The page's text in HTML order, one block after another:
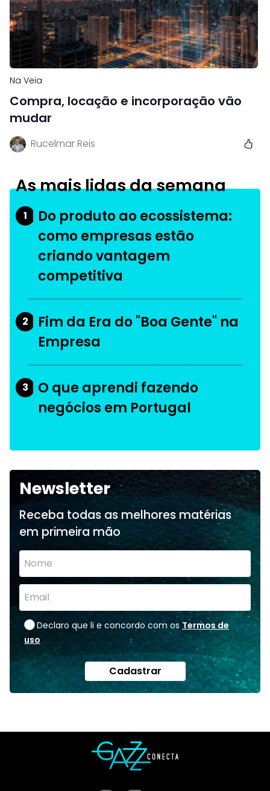
Na Veia
Compra, locação e incorporação vão
mudar
Rucelmar Reis
As mais lidas da semana
1
Do produto ao ecossistema:
como empresas estão
criando vantagem
competitiva
2
Fim da Era do "Boa Gente" na
Empresa
3
O que aprendi fazendo
negócios em Portugal
Newsletter
Receba todas as melhores matérias
em primeira mão
Declaro que li e concordo com os Termos de
uso
Cadastrar